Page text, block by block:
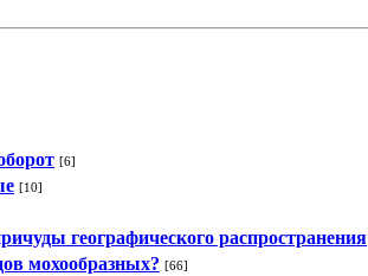
[6]
[10]
географического распространения
мохообразных? [66]